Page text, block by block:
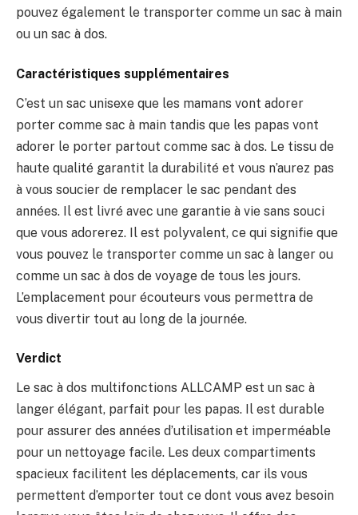
pouvez également le transporter comme un sac à main
ou un sac à dos.
Caractéristiques supplémentaires
C’est un sac unisexe que les mamans vont adorer
porter comme sac à main tandis que les papas vont
adorer le porter partout comme sac à dos. Le tissu de
haute qualité garantit la durabilité et vous n’aurez pas
à vous soucier de remplacer le sac pendant des
années. Il est livré avec une garantie à vie sans souci
que vous adorerez. Il est polyvalent, ce qui signifie que
vous pouvez le transporter comme un sac à langer ou
comme un sac à dos de voyage de tous les jours.
L’emplacement pour écouteurs vous permettra de
vous divertir tout au long de la journée.
Verdict
Le sac à dos multifonctions ALLCAMP est un sac à
langer élégant, parfait pour les papas. Il est durable
pour assurer des années d’utilisation et imperméable
pour un nettoyage facile. Les deux compartiments
spacieux facilitent les déplacements, car ils vous
permettent d’emporter tout ce dont vous avez besoin